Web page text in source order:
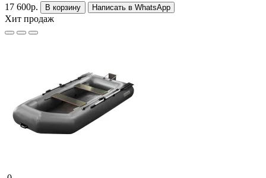
17 600р.
В корзину Написать в WhatsApp
Хит продаж